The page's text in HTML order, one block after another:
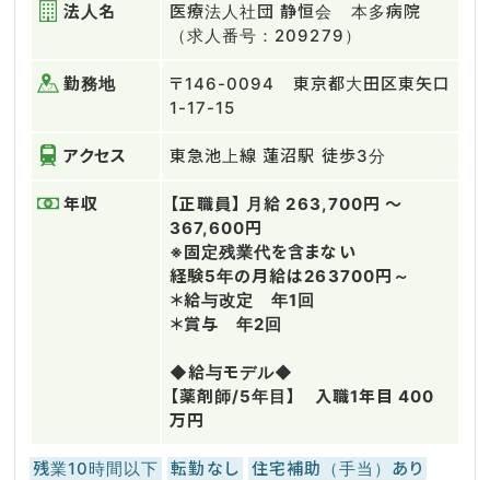
法人名
医療法人社団 静恒会 本多病院
（求人番号：209279）
勤務地
〒146-0094 東京都大田区東矢口
1-17-15
アクセス 東急池上線 蓮沼駅 徒歩3分
年収
【正職員】 月給 263,700円 〜
367,600円
※固定残業代を含まない
経験5年の月給は263700円～
＊給与改定 年1回
＊賞与 年2回
◆給与モデル◆
【薬剤師/5年目】 入職1年目 400
万円
残業10時間以下 転勤なし
住宅補助（手当）あり